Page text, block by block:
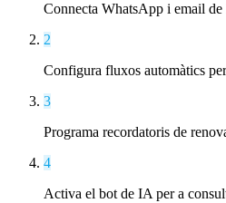
Connecta WhatsApp i email de
2
Configura fluxos automàtics
3
Programa recordatoris de
4
Activa el bot de IA per a